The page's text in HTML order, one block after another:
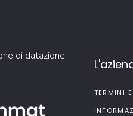
di datazione
TERMINI